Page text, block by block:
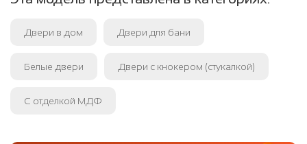
Двери в дом Двери для бани
Белые двери Двери с кнокером (стукалкой)
С отделкой МДФ